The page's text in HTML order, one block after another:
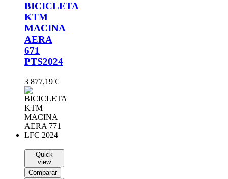
BICICLETA
KTM
MACINA
AERA
671
PTS2024
3 877,19 €
Quick
view
Comparar